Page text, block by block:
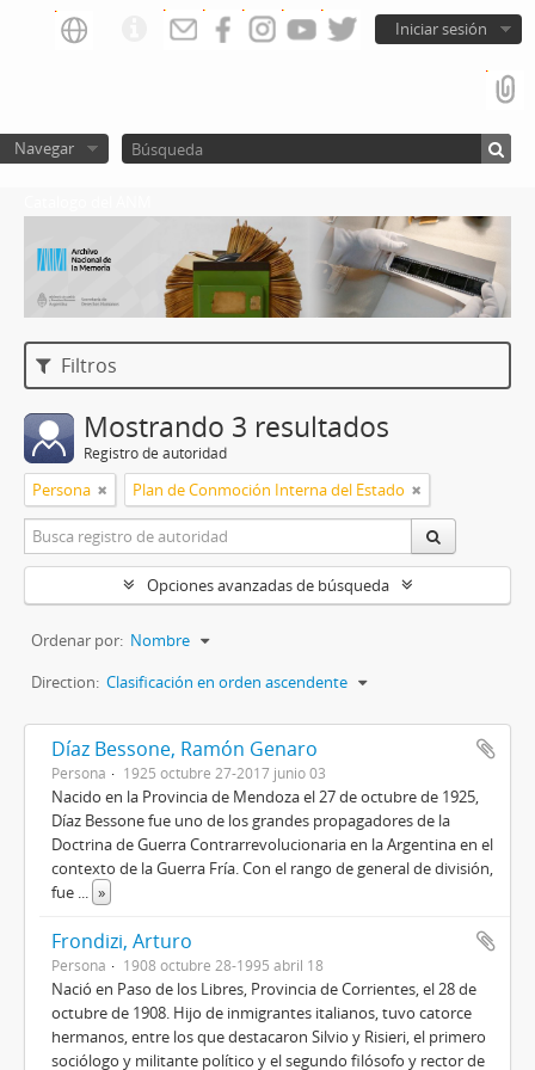
Iniciar sesión
Navegar
Filtros
Mostrando 3 resultados
Registro de autoridad
Persona Plan de Conmoción Interna del Estado
Opciones avanzadas de búsqueda
Ordenar por: Nombre
Direction: Clasificación en orden ascendente
Díaz Bessone, Ramón Genaro
Persona 1925 octubre 27-2017 junio 03
Nacido en la Provincia de Mendoza el 27 de octubre de 1925,
Díaz Bessone fue uno de los grandes propagadores de la
Doctrina de Guerra Contrarrevolucionaria en la Argentina en el
contexto de la Guerra Fría. Con el rango de general de división,
fue ... »
Frondizi, Arturo
Persona 1908 octubre 28-1995 abril 18
Nació en Paso de los Libres, Provincia de Corrientes, el 28 de
octubre de 1908. Hijo de inmigrantes italianos, tuvo catorce
hermanos, entre los que destacaron Silvio y Risieri, el primero
sociólogo y militante político y el segundo filósofo y rector de